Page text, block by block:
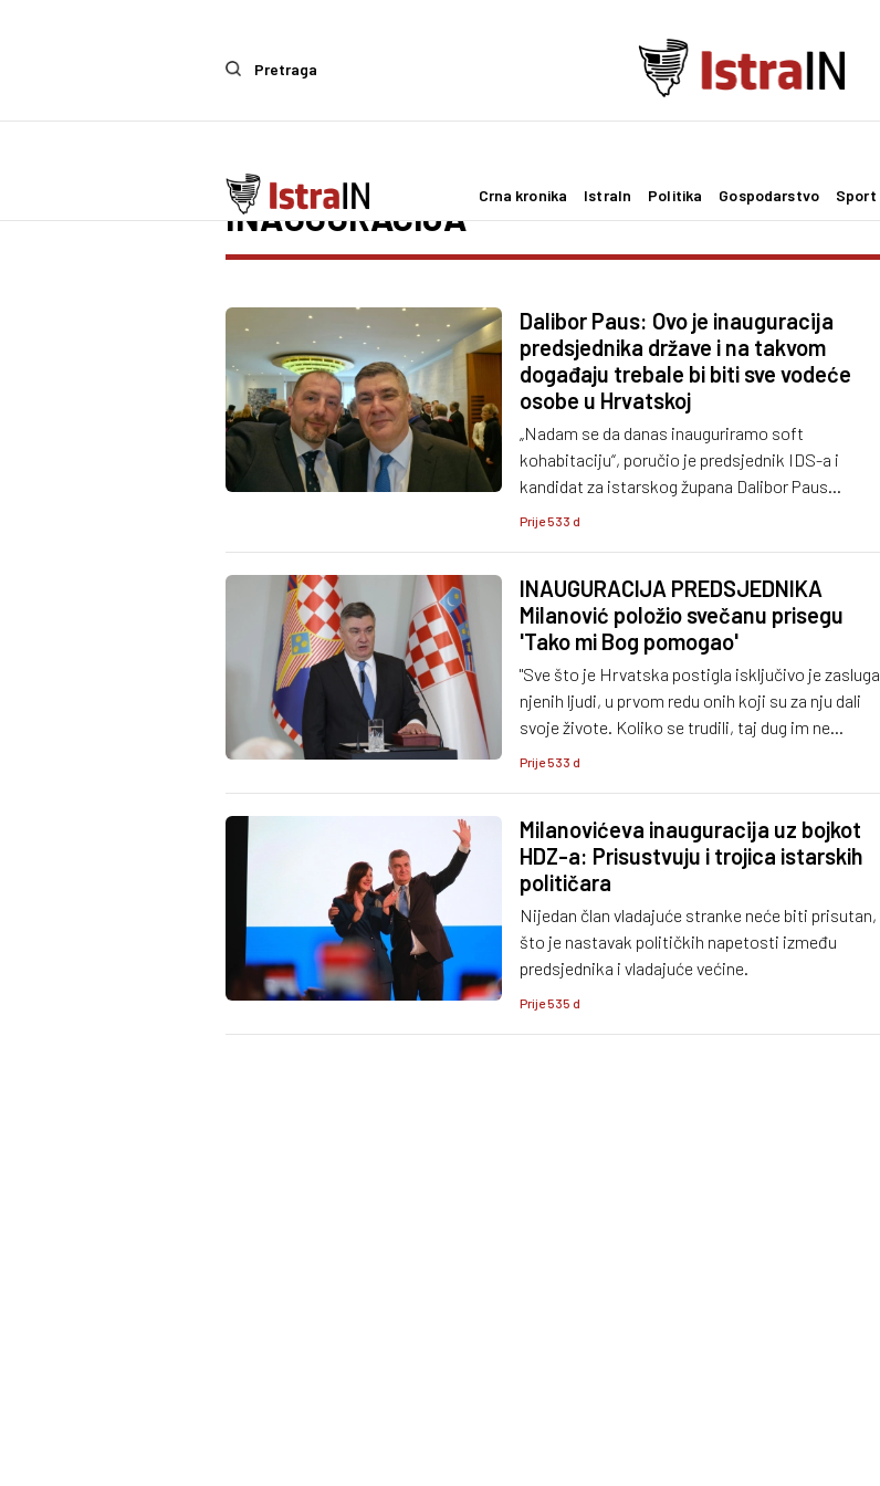
Pretraga
Crna kronika IstraIn Politika Gospodarstvo Sport
INAUGURACIJA
Dalibor Paus: Ovo je inauguracija
predsjednika države i na takvom
događaju trebale bi biti sve vodeće
osobe u Hrvatskoj
„Nadam se da danas inauguriramo soft
kohabitaciju“, poručio je predsjednik IDS-a i
kandidat za istarskog župana Dalibor Paus
sudjelujući na svečanoj inauguraciji predsjednika
Prije 533 d
INAUGURACIJA PREDSJEDNIKA
Milanović položio svečanu prisegu
'Tako mi Bog pomogao'
"Sve što je Hrvatska postigla isključivo je zasluga
njenih ljudi, u prvom redu onih koji su za nju dali
svoje živote. Koliko se trudili, taj dug im ne
možemo nikad vratiti"
Prije 533 d
Milanovićeva inauguracija uz bojkot
HDZ-a: Prisustvuju i trojica istarskih
političara
Nijedan član vladajuće stranke neće biti prisutan,
što je nastavak političkih napetosti između
predsjednika i vladajuće većine.
Prije 535 d